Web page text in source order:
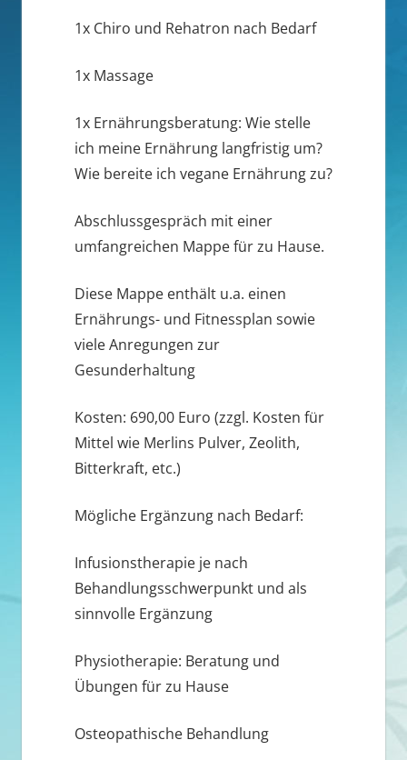
1x Chiro und Rehatron nach Bedarf
1x Massage
1x Ernährungsberatung: Wie stelle
ich meine Ernährung langfristig um?
Wie bereite ich vegane Ernährung zu?
Abschlussgespräch mit einer
umfangreichen Mappe für zu Hause.
Diese Mappe enthält u.a. einen
Ernährungs- und Fitnessplan sowie
viele Anregungen zur
Gesunderhaltung
Kosten: 690,00 Euro (zzgl. Kosten für
Mittel wie Merlins Pulver, Zeolith,
Bitterkraft, etc.)
Mögliche Ergänzung nach Bedarf:
Infusionstherapie je nach
Behandlungsschwerpunkt und als
sinnvolle Ergänzung
Physiotherapie: Beratung und
Übungen für zu Hause
Osteopathische Behandlung